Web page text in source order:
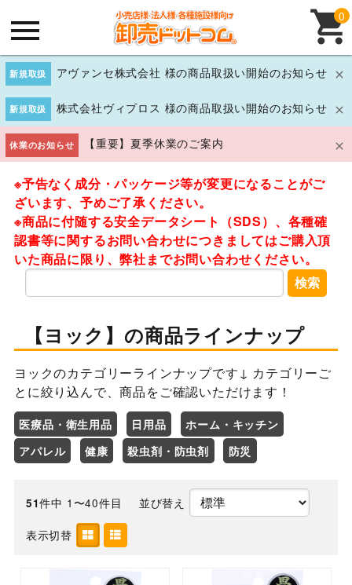
新規取扱 アヴァンセ株式会社 様の商品取扱い開始のお知らせ
新規取扱 株式会社ヴィプロス 様の商品取扱い開始のお知らせ
休業のお知らせ 【重要】夏季休業のご案内
0
※予告なく成分・パッケージ等が変更になることがご
ざいます、予めご了承ください。
※商品に付随する安全データシート（SDS）、各種確
認書等に関するお問い合わせにつきましてはご購入頂
いた商品に限り、弊社までお問い合わせください。
検索
【ヨック】の商品ラインナップ
ヨックのカテゴリーラインナップです↓ カテゴリーご
とに絞り込んで、商品をご確認いただけます！
医療品・衛生用品 日用品
ホーム・キッチン
アパレル
健康 殺虫剤・防虫剤 防災
51件中 1〜40件目 並び替え
表示切替